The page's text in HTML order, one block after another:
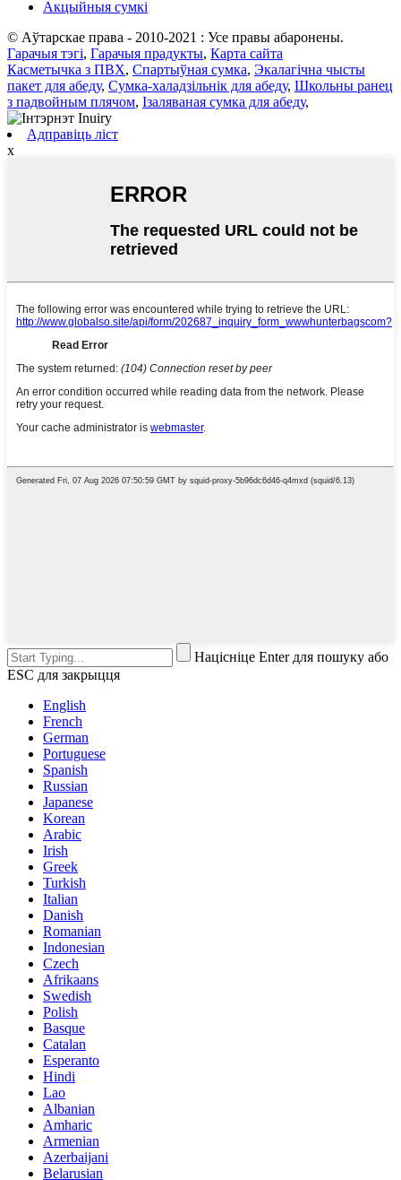
Акцыйныя сумкі
© Аўтарскае права - 2010-2021 : Усе правы абаронены.
Гарачыя тэгі, Гарачыя прадукты, Карта сайта
Касметычка з ПВХ, Спартыўная сумка, Экалагічна чысты
пакет для абеду, Сумка-халадзільнік для абеду, Школьны ранец
з падвойным плячом, Ізаляваная сумка для абеду,
Адправіць ліст
x
Націсніце Enter для пошуку або
ESC для закрыцця
English
French
German
Portuguese
Spanish
Russian
Japanese
Korean
Arabic
Irish
Greek
Turkish
Italian
Danish
Romanian
Indonesian
Czech
Afrikaans
Swedish
Polish
Basque
Catalan
Esperanto
Hindi
Lao
Albanian
Amharic
Armenian
Azerbaijani
Belarusian